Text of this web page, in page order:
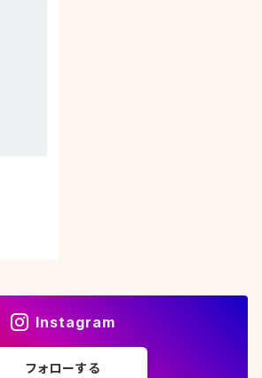
Instagram
フォローする